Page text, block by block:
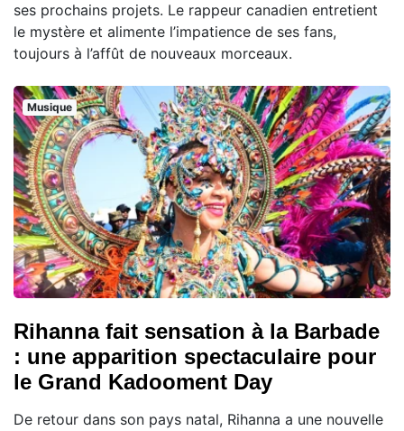
ses prochains projets. Le rappeur canadien entretient
le mystère et alimente l’impatience de ses fans,
toujours à l’affût de nouveaux morceaux.
Musique
Rihanna fait sensation à la Barbade
: une apparition spectaculaire pour
le Grand Kadooment Day
De retour dans son pays natal, Rihanna a une nouvelle